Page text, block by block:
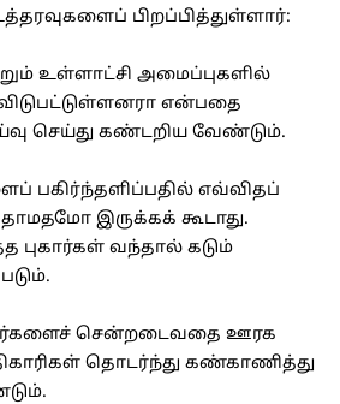
பிறப்பித்துள்ளார்:
உள்ளாட்சி அமைப்புகளில்
என்பதை
செய்து கண்டறிய வேண்டும்.
பகிர்ந்தளிப்பதில் எவ்விதப்
இருக்கக் கூடாது.
புகார்கள் வந்தால் கடும்
சென்றடைவதை ஊரக
தொடர்ந்து கண்காணித்து